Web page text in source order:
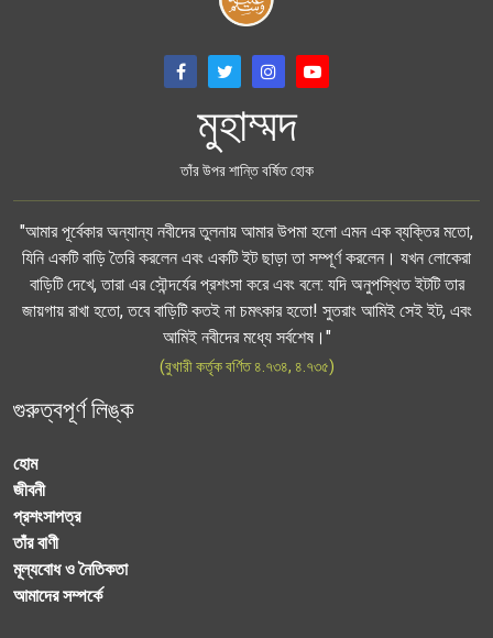
মুহাম্মদ
তাঁর উপর শান্তি বর্ষিত হোক
"আমার পূর্বেকার অন্যান্য নবীদের তুলনায় আমার উপমা হলো এমন এক ব্যক্তির মতো,
যিনি একটি বাড়ি তৈরি করলেন এবং একটি ইট ছাড়া তা সম্পূর্ণ করলেন। যখন লোকেরা
বাড়িটি দেখে, তারা এর সৌন্দর্যের প্রশংসা করে এবং বলে: যদি অনুপস্থিত ইটটি তার
জায়গায় রাখা হতো, তবে বাড়িটি কতই না চমৎকার হতো! সুতরাং আমিই সেই ইট, এবং
আমিই নবীদের মধ্যে সর্বশেষ।"
(বুখারী কর্তৃক বর্ণিত ৪.৭৩৪, ৪.৭৩৫)
গুরুত্বপূর্ণ লিঙ্ক
হোম
জীবনী
প্রশংসাপত্র
তাঁর বাণী
মূল্যবোধ ও নৈতিকতা
আমাদের সম্পর্কে